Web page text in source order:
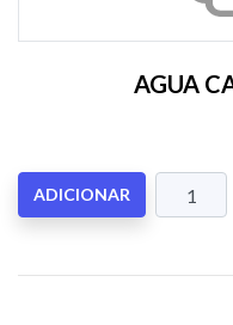
AGUA
ADICIONAR